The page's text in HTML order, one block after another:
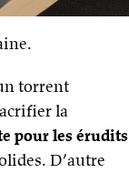
torrent
la
pour les érudits
D’autre